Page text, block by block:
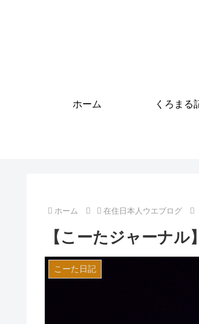
ホーム くろまる
ホーム 在住日本人ウエブログ
【こーたジャーナル
こーた日記